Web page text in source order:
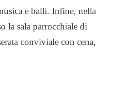
e balli. Infine, nella
la sala parrocchiale di
conviviale con cena,